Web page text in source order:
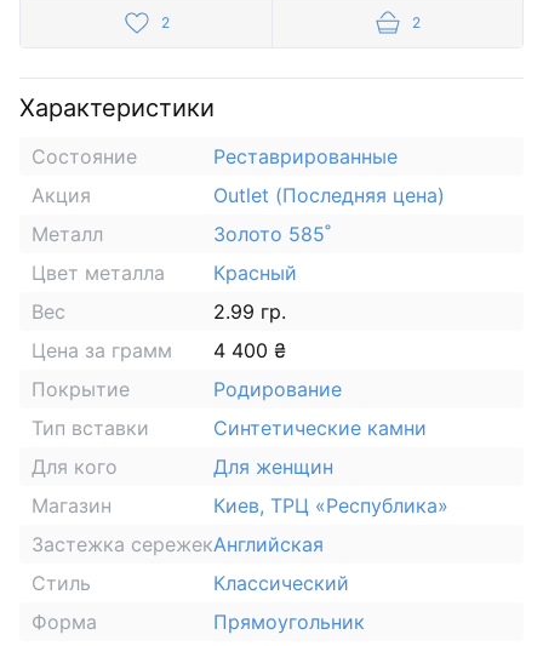
2 2
Характеристики
Состояние
Реставрированные
Акция
Outlet (Последняя цена)
Металл
Золото 585˚
Цвет металла
Красный
Вес
2.99 гр.
Цена за грамм
4 400 ₴
Покрытие
Родирование
Тип вставки
Синтетические камни
Для кого
Для женщин
Магазин
Киев, ТРЦ «Республика»
Застежка сережекАнглийская
Стиль
Классический
Форма
Прямоугольник